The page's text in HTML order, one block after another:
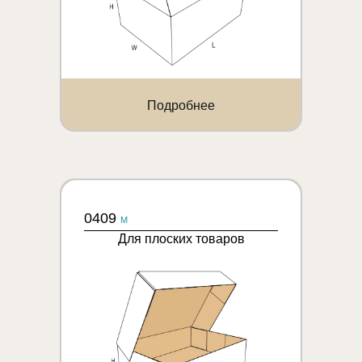
Подробнее
0409 M
Для плоских товаров